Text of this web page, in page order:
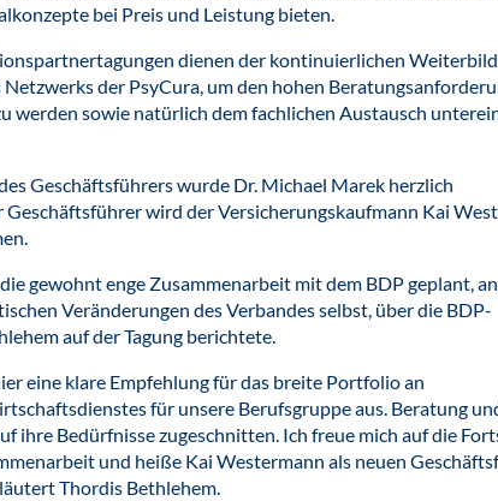
bei Preis und Leistung bieten.
dienen der kontinuierlichen
der PsyCura, um den hohen
werden sowie natürlich dem fachlichen Austausch
Geschäftsführers wurde Dr. Michael Marek herzlich
Geschäftsführer wird der Versicherungskaufmann Kai
gewohnt enge Zusammenarbeit mit dem BDP geplant,
Veränderungen des Verbandes selbst, über die BDP-
auf der Tagung berichtete.
eine klare Empfehlung für das breite Portfolio an
für unsere Berufsgruppe aus. Beratung
ihre Bedürfnisse zugeschnitten. Ich freue mich auf die
und heiße Kai Westermann als neuen
Thordis Bethlehem.